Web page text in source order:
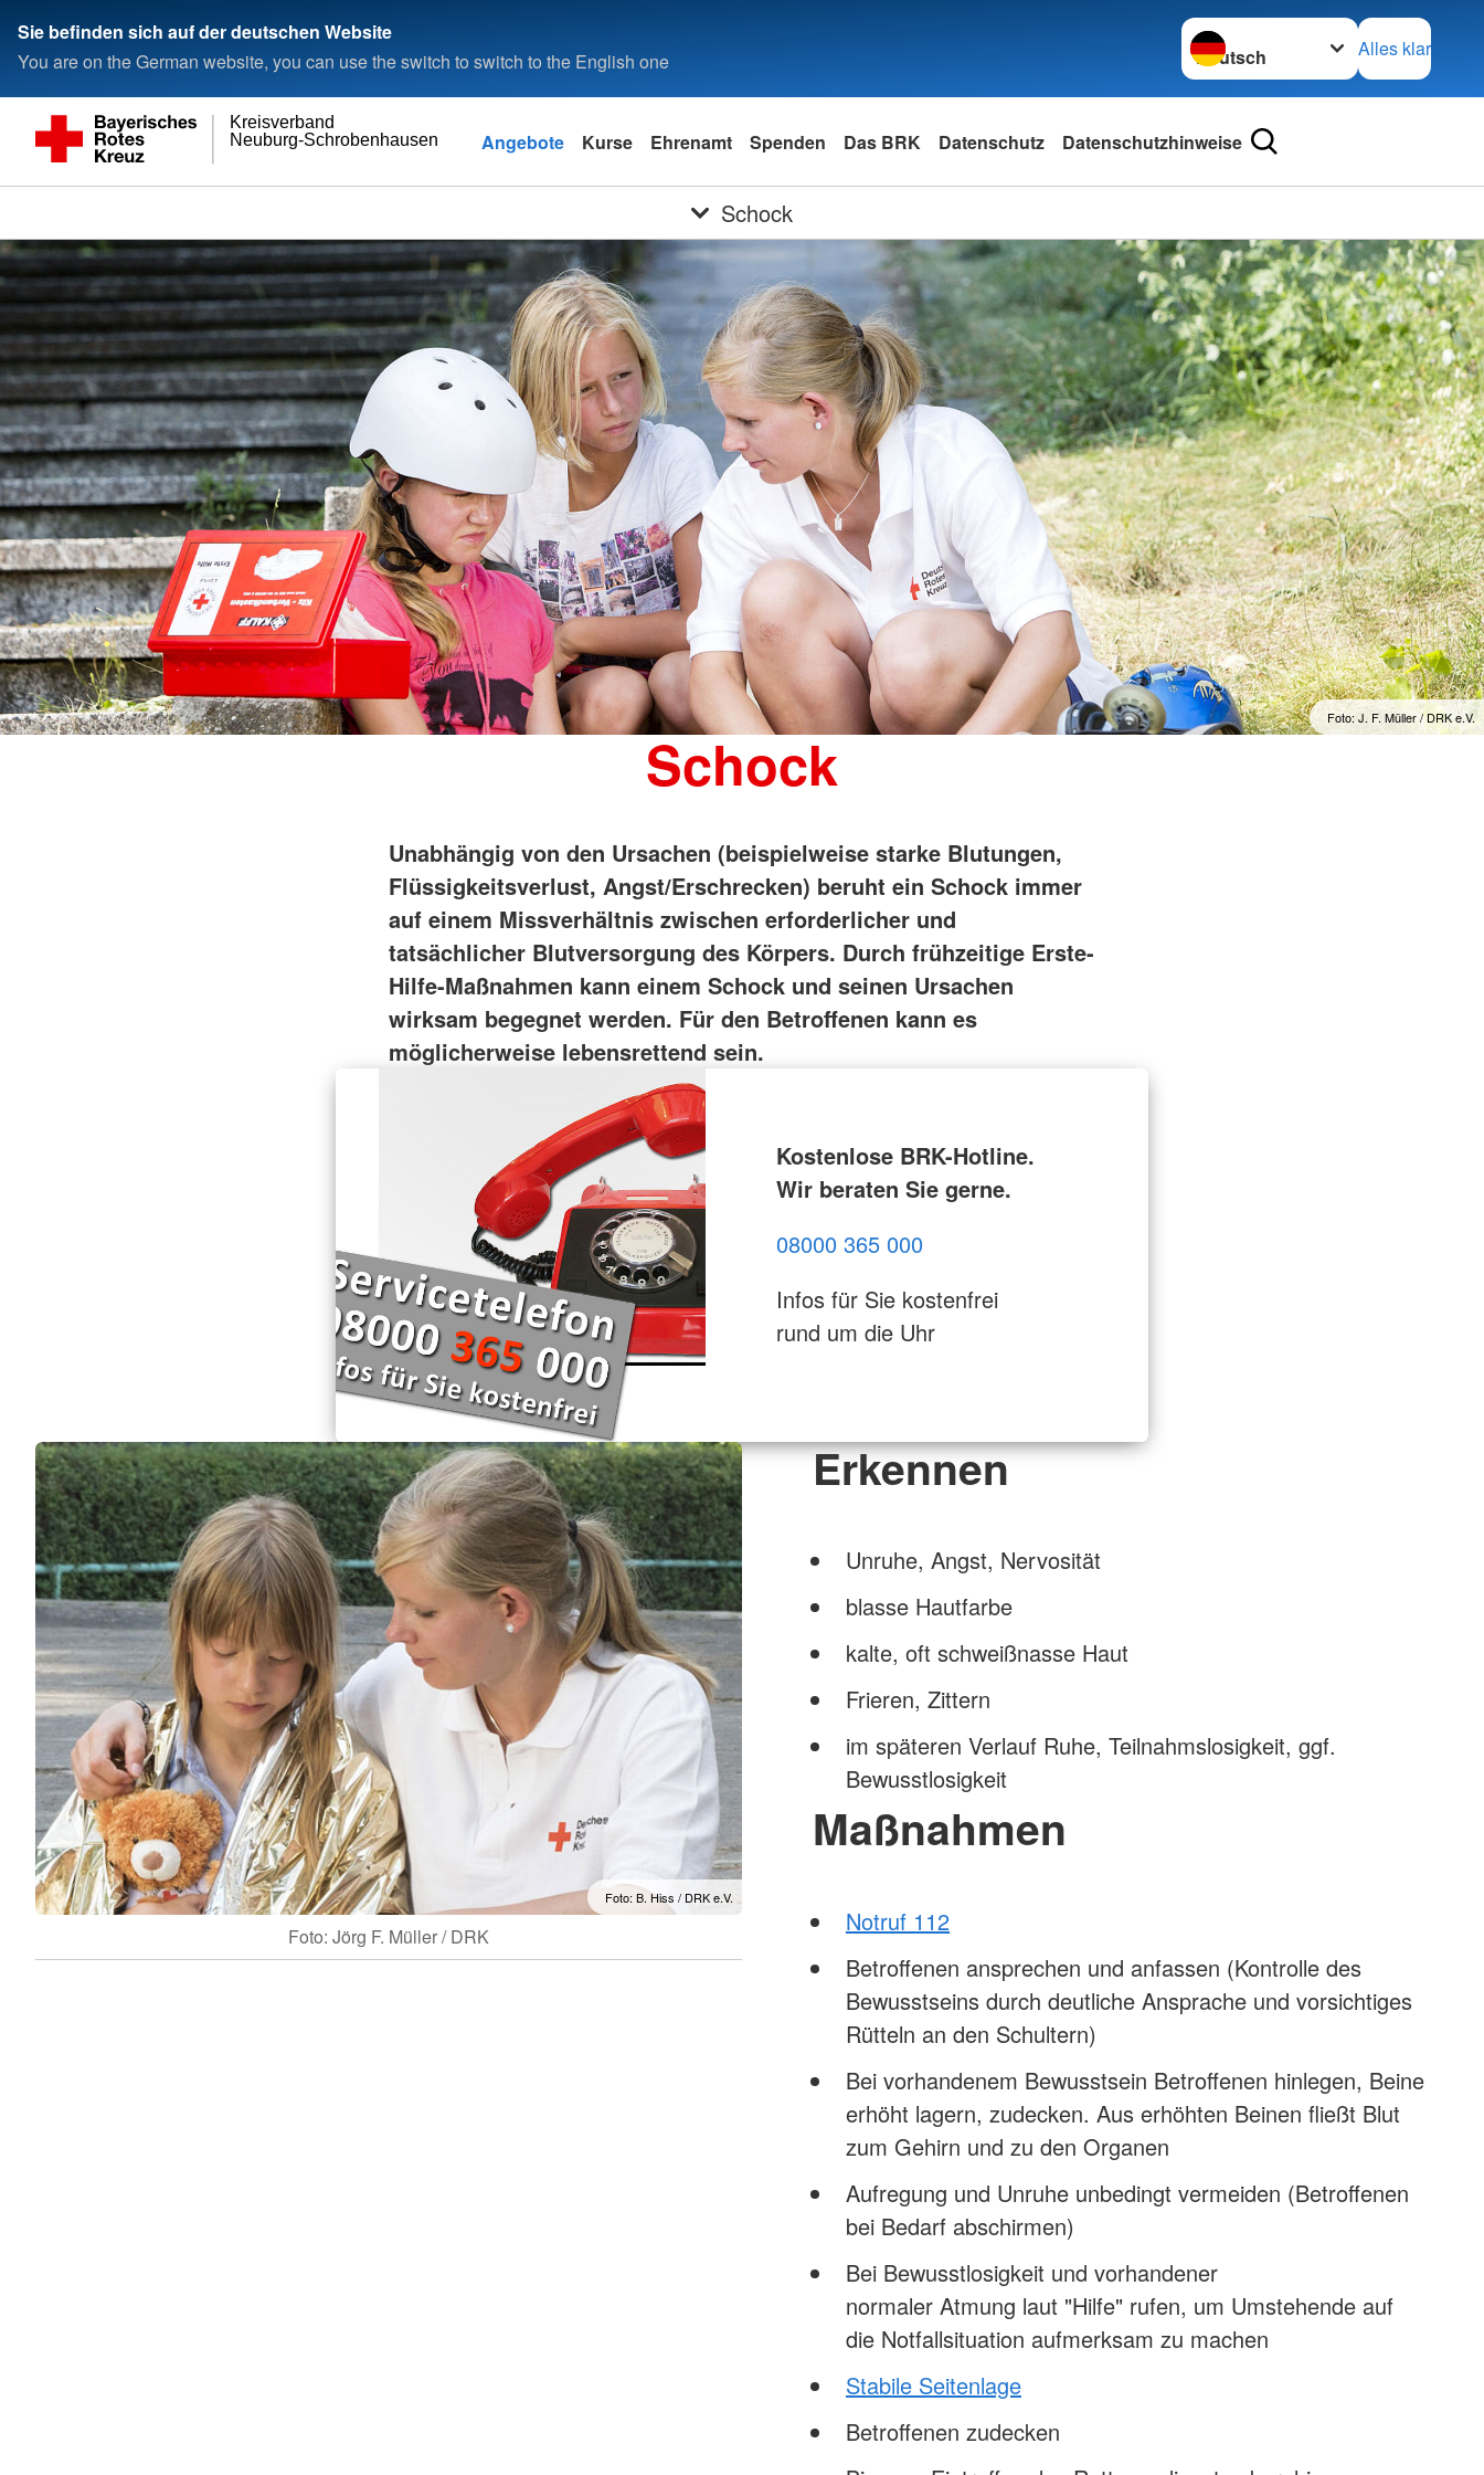
Sie befinden sich auf der deutschen Website
You are on the German website, you can use the switch to switch to the English one
Sprache wechseln zu
Alles klar
Neuburg-Schrobenhausen
Kreisverband
Angebote Kurse Ehrenamt Spenden Das BRK Datenschutz Datenschutzhinweise
Schock
Foto: J. F. Müller / DRK e.V.
Schock
Unabhängig von den Ursachen (beispielweise starke Blutungen,
Flüssigkeitsverlust, Angst/Erschrecken) beruht ein Schock immer
auf einem Missverhältnis zwischen erforderlicher und
tatsächlicher Blutversorgung des Körpers. Durch frühzeitige Erste-
Hilfe-Maßnahmen kann einem Schock und seinen Ursachen
wirksam begegnet werden. Für den Betroffenen kann es
möglicherweise lebensrettend sein.
Kostenlose BRK-Hotline.
Wir beraten Sie gerne.
08000 365 000
Infos für Sie kostenfrei
rund um die Uhr
Foto: B. Hiss / DRK e.V.
Foto: Jörg F. Müller / DRK
Erkennen
Unruhe, Angst, Nervosität
blasse Hautfarbe
kalte, oft schweißnasse Haut
Frieren, Zittern
im späteren Verlauf Ruhe, Teilnahmslosigkeit, ggf.
Bewusstlosigkeit
Maßnahmen
Notruf 112
Betroffenen ansprechen und anfassen (Kontrolle des
Bewusstseins durch deutliche Ansprache und vorsichtiges
Rütteln an den Schultern)
Bei vorhandenem Bewusstsein Betroffenen hinlegen, Beine
erhöht lagern, zudecken. Aus erhöhten Beinen fließt Blut
zum Gehirn und zu den Organen
Aufregung und Unruhe unbedingt vermeiden (Betroffenen
bei Bedarf abschirmen)
Bei Bewusstlosigkeit und vorhandener
normaler Atmung laut "Hilfe" rufen, um Umstehende auf
die Notfallsituation aufmerksam zu machen
Stabile Seitenlage
Betroffenen zudecken